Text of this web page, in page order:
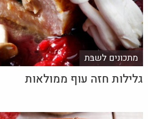
מתכונים לשבת
גלילות חזה עוף ממולאות